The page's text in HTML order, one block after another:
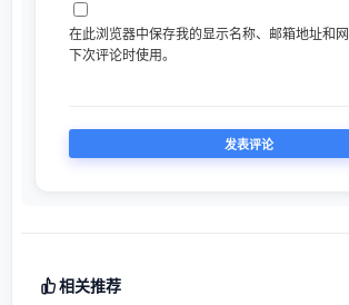
在此浏览器中保存我的显示名称、邮箱地址和
下次评论时使用。
相关推荐